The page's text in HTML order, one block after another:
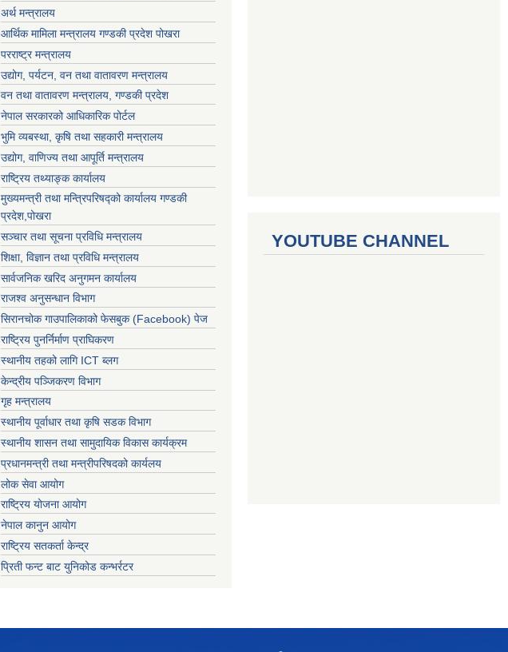
अर्थ मन्त्रालय
आर्थिक मामिला मन्त्रालय गण्डकी प्रदेश पोखरा
परराष्ट्र मन्त्रालय
उद्योग, पर्यटन, वन तथा वातावरण मन्त्रालय
वन तथा वातावरण मन्त्रालय, गण्डकी प्रदेश
नेपाल सरकारको आधिकारिक पोर्टल
भुमि व्यबस्था, कृषि तथा सहकारी मन्त्रालय
उद्योग, वाणिज्य तथा आपूर्ति मन्त्रालय
राष्ट्रिय तथ्याङ्क कार्यालय
मुख्यमन्त्री तथा मन्त्रिपरिषद्को कार्यालय गण्डकी
प्रदेश,पोखरा
सञ्‍चार तथा सूचना प्रविधि मन्त्रालय
शिक्षा, विज्ञान तथा प्रविधि मन्त्रालय
सार्वजनिक खरिद अनुगमन कार्यालय
राजश्व अनुसन्धान विभाग
सिरानचोक गाउपालिकाको फेसबुक (Facebook) पेज
राष्ट्रिय पुनर्निर्माण प्राघिकरण
स्थानीय तहको लागि ICT ब्लग
केन्द्रीय पञ्जिकरण विभाग
गृह मन्त्रालय
स्थानीय पूर्वाधार तथा कृषि सडक विभाग
स्थानीय शासन तथा सामुदायिक विकास कार्यक्रम
प्रधानमन्त्री तथा मन्त्रीपरिषदको कार्यलय
लोक सेवा आयोग
राष्ट्रिय योजना आयोग
नेपाल कानुन आयोग
राष्ट्रिय सतकर्ता केन्द्र
प्रिती फन्ट बाट युनिकोड कन्भर्रटर
YOUTUBE CHANNEL